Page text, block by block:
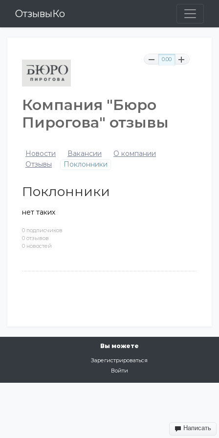
ОтзывыКо
0 подписчиков
0 отзывов
0 новостей
0.00
Компания "Бюро
Пирогова" отзывы
Новости Вакансии
О компании
Отзывы
Поклонники
Поклонники
нет таких
Вы можете
Зарегистрироваться
Войти
Написать